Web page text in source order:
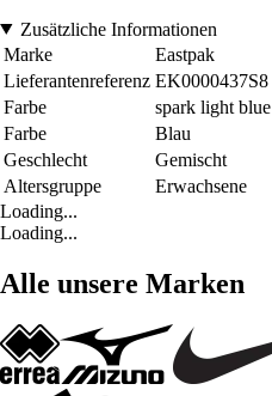
Zusätzliche Informationen
Marke
Eastpak
Lieferantenreferenz EK0000437S8
Farbe
spark light blue
Farbe
Blau
Geschlecht
Gemischt
Altersgruppe
Erwachsene
Loading...
Loading...
Alle unsere Marken